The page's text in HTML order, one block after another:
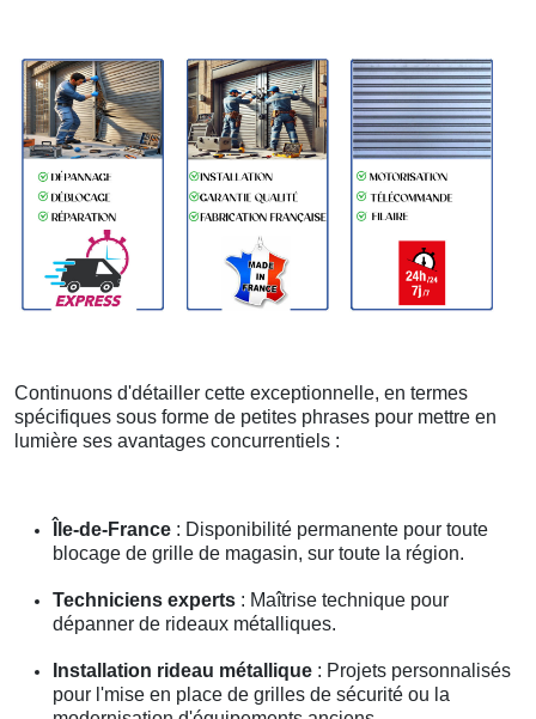
Continuons d'détailler cette exceptionnelle, en termes
spécifiques sous forme de petites phrases pour mettre en
lumière ses avantages concurrentiels :
Île-de-France : Disponibilité permanente pour toute
blocage de grille de magasin, sur toute la région.
Techniciens experts : Maîtrise technique pour
dépanner de rideaux métalliques.
Installation rideau métallique : Projets personnalisés
pour l'mise en place de grilles de sécurité ou la